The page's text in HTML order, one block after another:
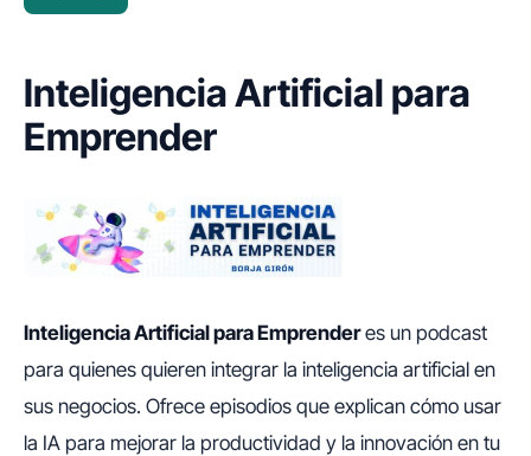
Inteligencia Artificial para
Emprender
Inteligencia Artificial para Emprenderes un podcast
para quienes quieren integrar la inteligencia artificial en
sus negocios. Ofrece episodios que explican cómo usar
la IA para mejorar la productividad y la innovación en tu